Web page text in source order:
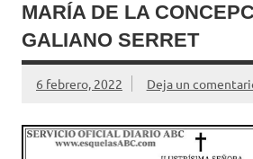
MARÍA DE LA
GALIANO SERRET
6 febrero, 2022 Deja un